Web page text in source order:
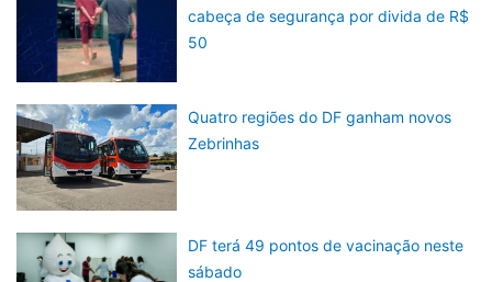
cabeça de segurança por divida de R$
50
Quatro regiões do DF ganham novos
Zebrinhas
DF terá 49 pontos de vacinação neste
sábado